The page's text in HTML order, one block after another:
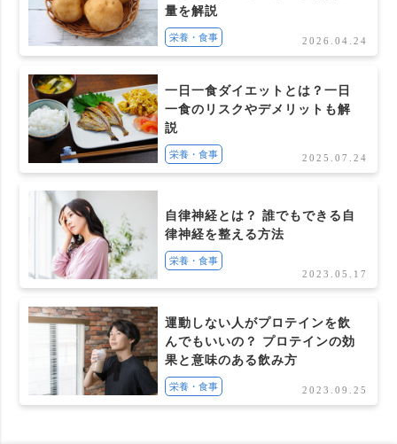
量を解説
栄養・食事 2026.04.24
一日一食ダイエットとは？一日
一食のリスクやデメリットも解
説
栄養・食事 2025.07.24
自律神経とは？ 誰でもできる自
律神経を整える方法
栄養・食事
2023.05.17
運動しない人がプロテインを飲
んでもいいの？ プロテインの効
果と意味のある飲み方
栄養・食事 2023.09.25